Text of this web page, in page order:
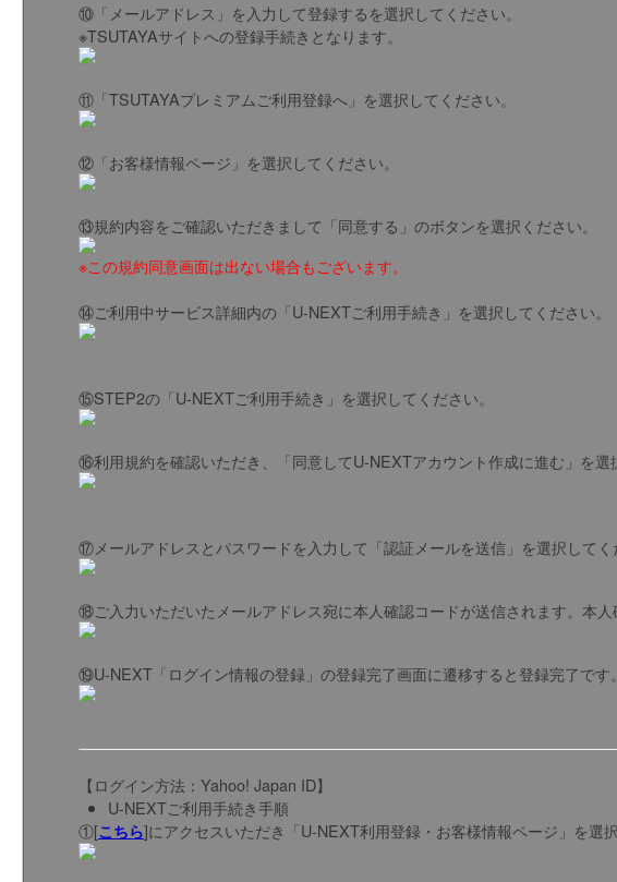
⑩「メールアドレス」を入力して登録するを選択してください。
※TSUTAYAサイトへの登録手続きとなります。
⑪「TSUTAYAプレミアムご利用登録へ」を選択してください。
⑫「お客様情報ページ」を選択してください。
⑬規約内容をご確認いただきまして「同意する」のボタンを選択ください。
※この規約同意画面は出ない場合もございます。
⑭ご利用中サービス詳細内の「U-NEXTご利用手続き」を選択してください。
⑮STEP2の「U-NEXTご利用手続き」を選択してください。
⑯利用規約を確認いただき、「同意してU-NEXTアカウント作成に進む」を選
⑰メールアドレスとパスワードを入力して「認証メールを送信」を選択してく
⑱ご入力いただいたメールアドレス宛に本人確認コードが送信されます。本
⑲U-NEXT「ログイン情報の登録」の登録完了画面に遷移すると登録完了です
【ログイン方法：Yahoo! Japan ID】
U-NEXTご利用手続き手順
①[こちら]にアクセスいただき「U-NEXT利用登録・お客様情報ページ」を選択